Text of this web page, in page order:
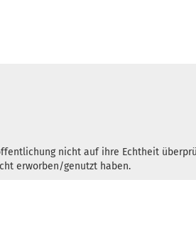
nicht auf ihre Echtheit
erworben/genutzt haben.